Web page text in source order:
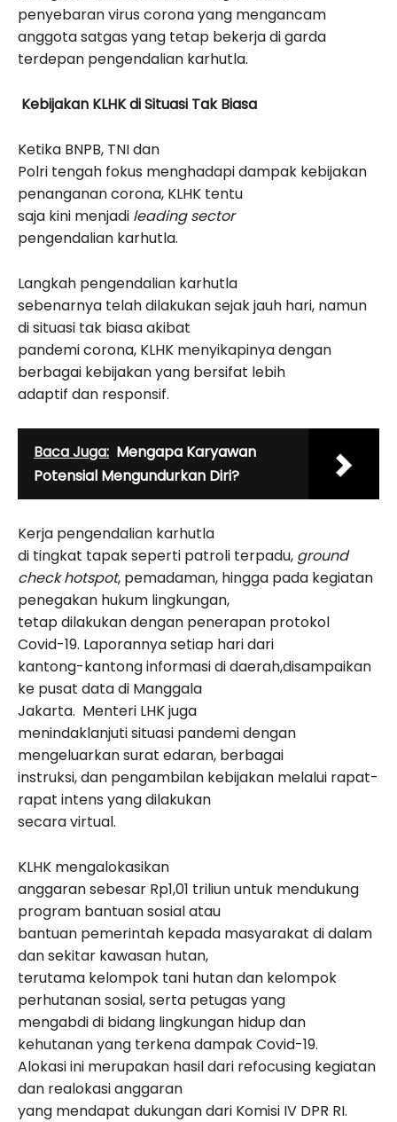
penyebaran virus corona yang mengancam
anggota satgas yang tetap bekerja di garda
terdepan pengendalian karhutla.
Kebijakan KLHK di Situasi Tak Biasa
Ketika BNPB, TNI dan
Polri tengah fokus menghadapi dampak kebijakan
penanganan corona, KLHK tentu
saja kini menjadi leading sector
pengendalian karhutla.
Langkah pengendalian karhutla
sebenarnya telah dilakukan sejak jauh hari, namun
di situasi tak biasa akibat
pandemi corona, KLHK menyikapinya dengan
berbagai kebijakan yang bersifat lebih
adaptif dan responsif.
Baca Juga: Mengapa Karyawan
Potensial Mengundurkan Diri?
Kerja pengendalian karhutla
di tingkat tapak seperti patroli terpadu, ground
check hotspot, pemadaman, hingga pada kegiatan
penegakan hukum lingkungan,
tetap dilakukan dengan penerapan protokol
Covid-19. Laporannya setiap hari dari
kantong-kantong informasi di daerah,disampaikan
ke pusat data di Manggala
Jakarta. Menteri LHK juga
menindaklanjuti situasi pandemi dengan
mengeluarkan surat edaran, berbagai
instruksi, dan pengambilan kebijakan melalui rapat-
rapat intens yang dilakukan
secara virtual.
KLHK mengalokasikan
anggaran sebesar Rp1,01 triliun untuk mendukung
program bantuan sosial atau
bantuan pemerintah kepada masyarakat di dalam
dan sekitar kawasan hutan,
terutama kelompok tani hutan dan kelompok
perhutanan sosial, serta petugas yang
mengabdi di bidang lingkungan hidup dan
kehutanan yang terkena dampak Covid-19.
Alokasi ini merupakan hasil dari refocusing kegiatan
dan realokasi anggaran
yang mendapat dukungan dari Komisi IV DPR RI.